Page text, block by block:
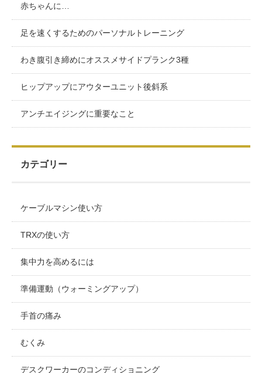
赤ちゃんに…
足を速くするためのパーソナルトレーニング
わき腹引き締めにオススメサイドプランク3種
ヒップアップにアウターユニット後斜系
アンチエイジングに重要なこと
カテゴリー
ケーブルマシン使い方
TRXの使い方
集中力を高めるには
準備運動（ウォーミングアップ）
手首の痛み
むくみ
デスクワーカーのコンディショニング